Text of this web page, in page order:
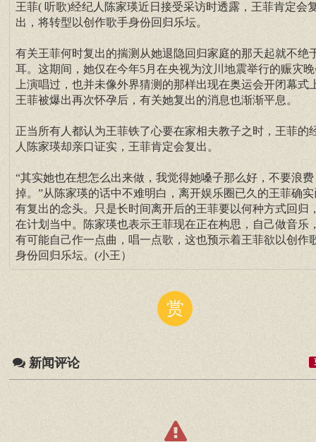
王菲( 听歌)经纪人陈家瑛近日接受采访时透露，王菲肯定会
出，将转型以创作歌手身份回归乐坛。
有关王菲何时复出的揣测从她退隐回归家庭的那天起就不绝
耳。这期间，她仅在今年5月在央视为汶川地震举行的赈灾
上演唱过，也并未像外界猜测的那样出现在奥运会开闭幕式
王菲被爆出再次怀孕后，有关她复出的消息也渐渐平息。
正当所有人都认为王菲铁了心要在家相夫教子之时，王菲的
人陈家瑛却亲口证实，王菲肯定会复出。
“其实她也在想怎么出来做，我觉得她嗓子那么好，不要浪费
掉。”从陈家瑛的话中不难明白，离开娱乐圈已久的王菲确实
有复出的念头。只是长时间离开后的王菲要以何种方式回归
在计划当中。陈家瑛也表示王菲现在正在构思，自己做音乐
有可能自己作一点曲，唱一点歌，这也预示着王菲欲以创作
身份回归乐坛。(小王）
赏
新闻评论